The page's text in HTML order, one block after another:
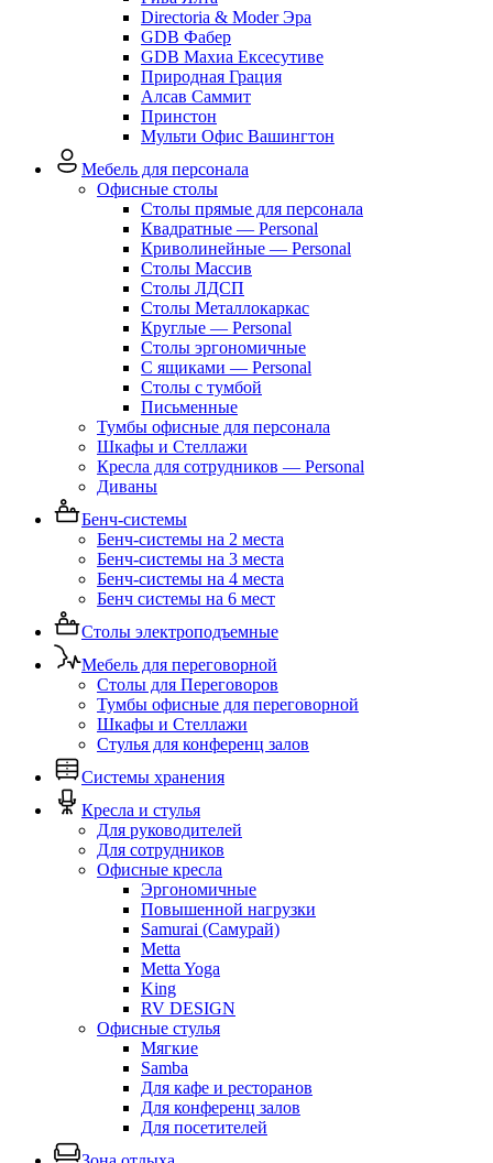
Directoria & Moder Эра
GDB Фабер
GDB Махиа Ексесутиве
Природная Грация
Алсав Саммит
Принстон
Мульти Офис Вашингтон
Мебель для персонала
Офисные столы
Столы прямые для персонала
Квадратные — Personal
Криволинейные — Personal
Столы Массив
Столы ЛДСП
Столы Металлокаркас
Круглые — Personal
Столы эргономичные
С ящиками — Personal
Столы с тумбой
Письменные
Тумбы офисные для персонала
Шкафы и Стеллажи
Кресла для сотрудников — Personal
Диваны
Бенч-системы
Бенч-системы на 2 места
Бенч-системы на 3 места
Бенч-системы на 4 места
Бенч системы на 6 мест
Столы электроподъемные
Мебель для переговорной
Столы для Переговоров
Тумбы офисные для переговорной
Шкафы и Стеллажи
Стулья для конференц залов
Системы хранения
Кресла и стулья
Для руководителей
Для сотрудников
Офисные кресла
Эргономичные
Повышенной нагрузки
Samurai (Самурай)
Metta
Metta Yoga
King
RV DESIGN
Офисные стулья
Мягкие
Samba
Для кафе и ресторанов
Для конференц залов
Для посетителей